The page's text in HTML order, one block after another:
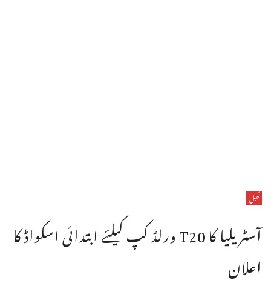
کھیل
آسٹریلیا کا T20 ورلڈ کپ کیلئے ابتدائی اسکواڈ کا
اعلان